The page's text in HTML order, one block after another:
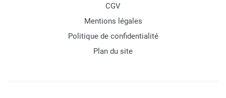
CGV
Mentions légales
Politique de confidentialité
Plan du site